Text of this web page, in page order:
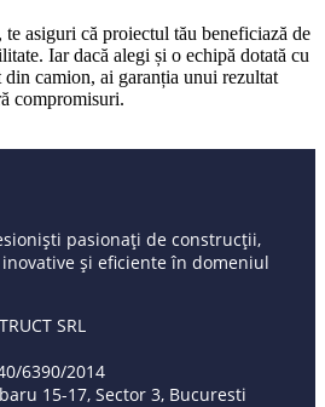
, te asiguri că proiectul tău beneficiază de
Iar dacă alegi și o echipă dotată cu
camion, ai garanția unui rezultat
compromisuri.
pasionați de construcții,
și eficiente în domeniul
SRL
6390/2014
15-17, Sector 3, Bucuresti